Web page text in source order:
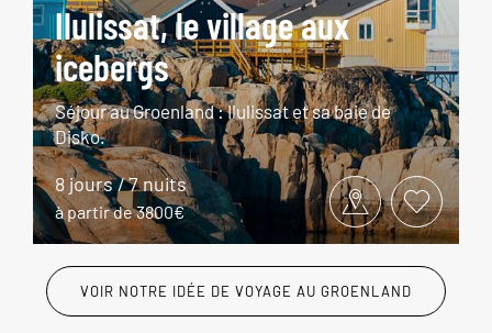
Ilulissat, le village aux
icebergs
Séjour au Groenland : Ilulissat et sa baie de
Disko.
8 jours / 7 nuits
à partir de 3800€
VOIR NOTRE IDÉE DE VOYAGE AU GROENLAND